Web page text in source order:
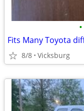
•
8/8 Vicksburg